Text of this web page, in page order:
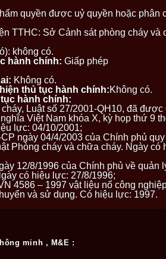
quyền được uỷ quyền hoặc phân
TTHC: Sở Cảnh sát phòng cháy và
không có.
hành chính: Giấp phép
Không có.
thủ tục hành chính:Không có.
hành chính:
Luật số 27/2001-QH10, đã được
Việt Nam khóa X, kỳ họp thứ 9
lực: 04/10/2001;
ngày 04/4/2003 của Chính phủ
Phòng cháy và chữa cháy. Ngày có
12/8/1996 của Chính phủ về quản
có hiệu lực: 27/8/1996;
4586 – 1997 vật liệu nổ công
và sử dụng. Có hiệu lực: 1997.
minh , M&E :